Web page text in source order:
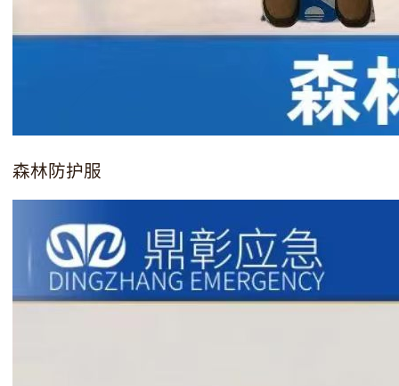
森林防护服